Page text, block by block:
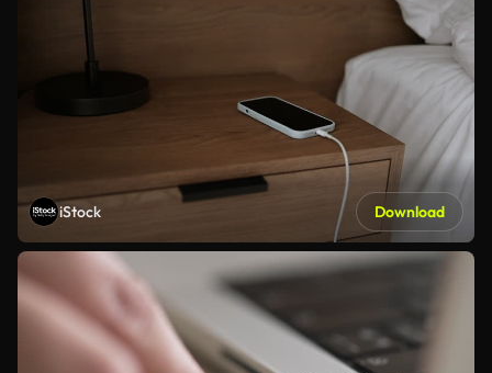
iStock Download